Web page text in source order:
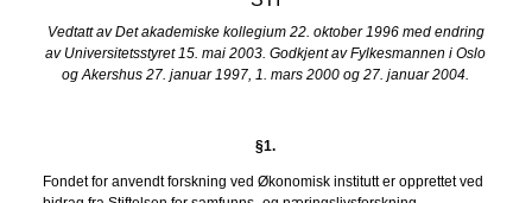
Vedtatt av Det akademiske kollegium 22. oktober 1996 med endring
av Universitetsstyret 15. mai 2003. Godkjent av Fylkesmannen i Oslo
og Akershus 27. januar 1997, 1. mars 2000 og 27. januar 2004.
§1.
Fondet for anvendt forskning ved Økonomisk institutt er opprettet ved